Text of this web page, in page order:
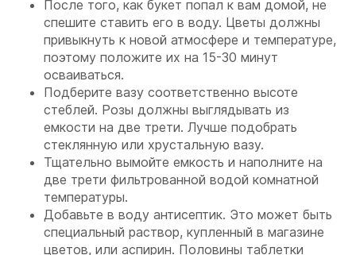
После того, как букет попал к вам домой, не
спешите ставить его в воду. Цветы должны
привыкнуть к новой атмосфере и температуре,
поэтому положите их на 15-30 минут
осваиваться.
Подберите вазу соответственно высоте
стеблей. Розы должны выглядывать из
емкости на две трети. Лучше подобрать
стеклянную или хрустальную вазу.
Тщательно вымойте емкость и наполните на
две трети фильтрованной водой комнатной
температуры.
Добавьте в воду антисептик. Это может быть
специальный раствор, купленный в магазине
цветов, или аспирин. Половины таблетки